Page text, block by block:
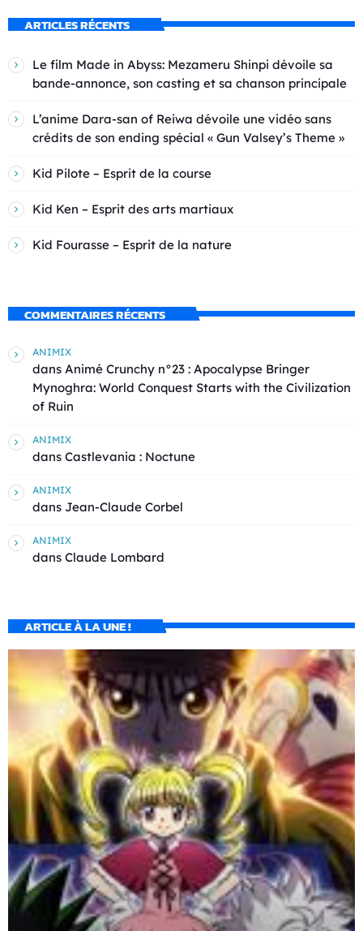
ARTICLES RÉCENTS
Le film Made in Abyss: Mezameru Shinpi dévoile sa
bande-annonce, son casting et sa chanson principale
L’anime Dara-san of Reiwa dévoile une vidéo sans
crédits de son ending spécial « Gun Valsey’s Theme »
Kid Pilote – Esprit de la course
Kid Ken – Esprit des arts martiaux
Kid Fourasse – Esprit de la nature
COMMENTAIRES RÉCENTS
ANIMIX
dans Animé Crunchy n°23 : Apocalypse Bringer
Mynoghra: World Conquest Starts with the Civilization
of Ruin
ANIMIX
dans Castlevania : Noctune
ANIMIX
dans Jean-Claude Corbel
ANIMIX
dans Claude Lombard
ARTICLE À LA UNE !